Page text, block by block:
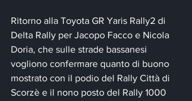
Ritorno alla Toyota GR Yaris Rally2 di
Delta Rally per Jacopo Facco e Nicola
Doria, che sulle strade bassanesi
vogliono confermare quanto di buono
mostrato con il podio del Rally Città di
Scorzè e il nono posto del Rally 1000